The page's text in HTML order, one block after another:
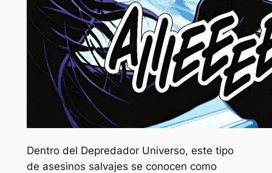
Dentro del Depredador Universo, este tipo
de asesinos salvajes se conocen como